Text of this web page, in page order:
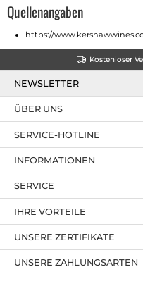
Quellenangaben
https://
Kostenloser
NEWSLETTER
SERVICE-HOTLINE
IHRE VORTEILE
UNSERE ZAHLUNGSARTEN
ÜBER UNS
UNSERE ZERTIFIKATE
INFORMATIONEN
SERVICE